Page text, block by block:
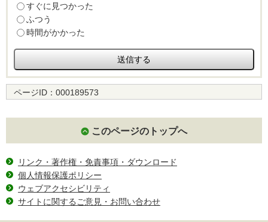
すぐに見つかった
ふつう
時間がかかった
ページID： 000189573
このページのトップへ
リンク・著作権・免責事項・ダウンロード
個人情報保護ポリシー
ウェブアクセシビリティ
サイトに関するご意見・お問い合わせ